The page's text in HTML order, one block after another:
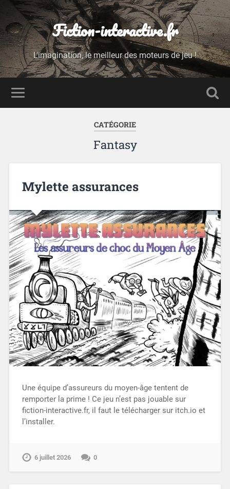
Fiction-interactive.fr
L'imagination, le meilleur des moteurs de jeu !
CATÉGORIE
Fantasy
Mylette assurances
Une équipe d’assureurs du moyen-âge tentent de
remporter la prime ! Ce jeu n’est pas jouable sur
fiction-interactive.fr, il faut le télécharger sur itch.io et
l’installer.
6 juillet 2026 0